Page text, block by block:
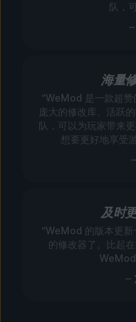
队，
海量
“WeMod 是一款超赞
庞大的修改库、活跃
队，可以为玩家带来
想要更好地享受
及时
“WeMod 的版本更
的修改器了。比起
–